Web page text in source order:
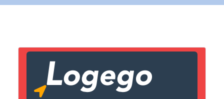
X Fermer Envoyez
Copier lien